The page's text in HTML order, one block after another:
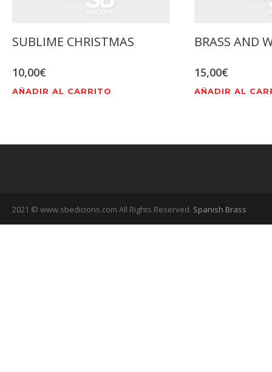
SUBLIME CHRISTMAS
10,00€
AÑADIR AL CARRITO
BRASS AND
15,00€
AÑADIR AL
2021 © www.sbedicions.com All Rights Reserved. Spanish Brass